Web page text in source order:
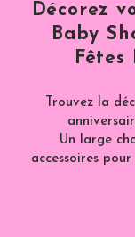
Décorez
Baby
Trouvez la
Un large
accessoires